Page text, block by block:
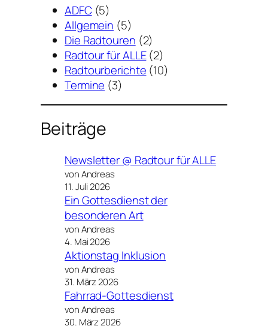
ADFC(5)
Allgemein (5)
Die Radtouren (2)
Radtour für ALLE(2)
Radtourberichte (10)
Termine (3)
Beiträge
Newsletter @ Radtour für ALLE
von Andreas
11. Juli 2026
Ein Gottesdienst der
besonderen Art
von Andreas
4. Mai 2026
Aktionstag Inklusion
von Andreas
31. März 2026
Fahrrad-Gottesdienst
von Andreas
30. März 2026